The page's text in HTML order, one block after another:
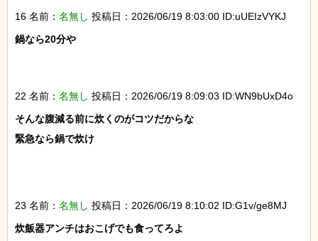
16 名前： 名無し 投稿日：2026/06/19 8:03:00 ID:uUEIzVYKJ
鍋なら20分や
22 名前： 名無し 投稿日：2026/06/19 8:09:03 ID:WN9bUxD4o
そんな腹減る前に炊くのがコツだからな
緊急なら鍋で炊け
23 名前： 名無し 投稿日：2026/06/19 8:10:02 ID:G1v/ge8MJ
炊飯器アンチはおこげでも食ってろよ